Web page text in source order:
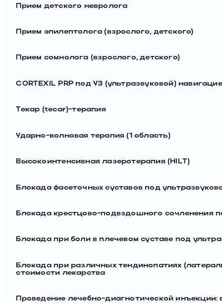
Прием детского невролога
Прием эпилептолога (взрослого, детского)
Прием сомнолога (взрослого, детского)
CORTEXIL PRP под УЗ (ультразвуковой)
Текар (tecar)-терапия
Ударно-волновая терапия (1 область)
Высокоинтенсивная лазеротерапия (HILT)
Блокада фасеточных суставов под
Блокада крестцово-подвздошного сочленения
Блокада при боли в плечевом суставе под
Блокада при различных тендинопатиях
стоимости лекарства
Проведение лечебно-диагнотической